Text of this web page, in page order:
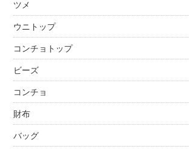
ツメ
ウニトップ
コンチョトップ
ビーズ
コンチョ
財布
バッグ